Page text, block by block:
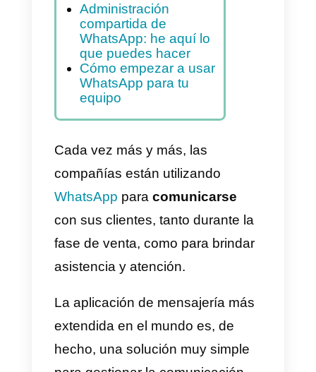
Gestión compartida de
la bandeja de entrada
de WhatsApp: esto es
lo que cambió con la
llegada de la API
¿Cómo usar WhatsApp
o de atención al
cliente?
Administración
compartida de
WhatsApp: he aquí lo
que puedes hacer
Cómo empezar a usar
WhatsApp para tu
equipo
Cada vez más y más, las